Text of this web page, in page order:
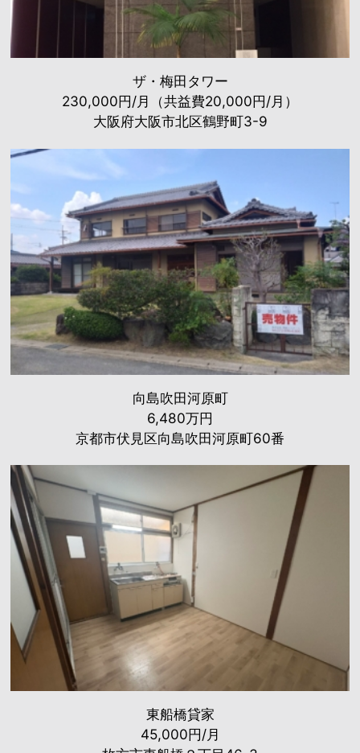
ザ・梅田タワー
230,000円/月（共益費20,000円/月）
大阪府大阪市北区鶴野町3-9
向島吹田河原町
6,480万円
京都市伏見区向島吹田河原町60番
東船橋貸家
45,000円/月